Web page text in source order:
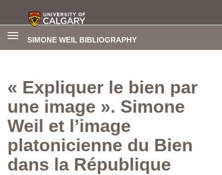
SIMONE WEIL BIBLIOGRAPHY
Toggle
« Expliquer le bien par
une image ». Simone
Weil et l’image
platonicienne du Bien
dans la République